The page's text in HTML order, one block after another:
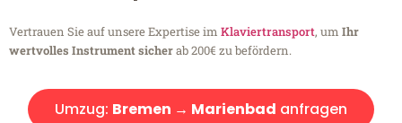
Vertrauen Sie auf unsere Expertise im Klaviertransport, um Ihr
wertvolles Instrument sicherab 200€ zu befördern.
Umzug: Bremen → Marienbad anfragen